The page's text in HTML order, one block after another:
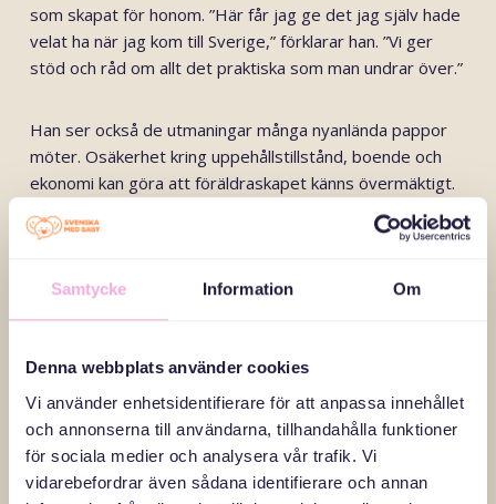
Samtycke Information Om
Denna webbplats använder cookies
Vi använder enhetsidentifierare för att anpassa innehållet
och annonserna till användarna, tillhandahålla funktioner
för sociala medier och analysera vår trafik. Vi
vidarebefordrar även sådana identifierare och annan
som skapat för honom. ”Här får jag ge det jag själv hade
velat ha när jag kom till Sverige,” förklarar han. ”Vi ger
stöd och råd om allt det praktiska som man undrar över.”
Han ser också de utmaningar många nyanlända pappor
möter. Osäkerhet kring uppehållstillstånd, boende och
ekonomi kan göra att föräldraskapet känns övermäktigt.
Genom träffarna får papporna verktyg för att hantera
vardagen och skapa starkare relationer till sina barn.
James, pappaambassadör hos Svenska med baby, är
född i Sydsudan men tillbringade stora delar av sitt liv i
frånvarande far har präglat honom djupt. ”Det är viktigt
att vi jobbar tillsammans för att bygga en familj där alla
kan växa och där det finns kärlek. Mamma och pappa är
båda ansvariga för barnens liv,” säger han. För James
handlar föräldraskap om att vara en närvarande och aktiv